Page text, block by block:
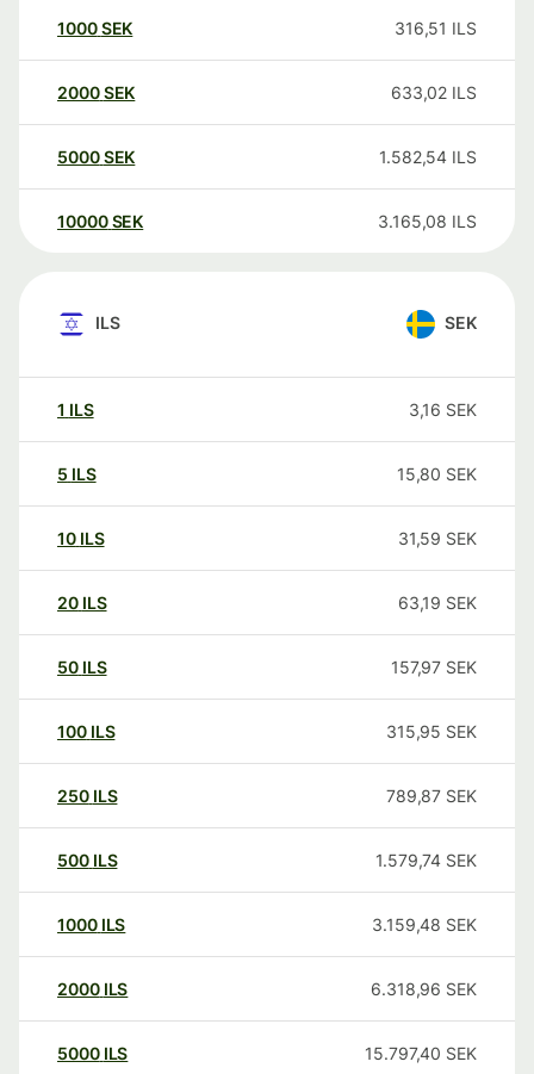
1000SEK 316,51 ILS
2000SEK 633,02 ILS
5000SEK 1.582,54 ILS
10000 SEK 3.165,08 ILS
ILS SEK
1 ILS 3,16 SEK
5 ILS 15,80 SEK
10 ILS 31,59 SEK
20 ILS 63,19 SEK
50 ILS 157,97 SEK
100 ILS 315,95 SEK
250 ILS 789,87 SEK
500 ILS 1.579,74 SEK
1000 ILS 3.159,48 SEK
2000 ILS 6.318,96 SEK
5000 ILS 15.797,40 SEK